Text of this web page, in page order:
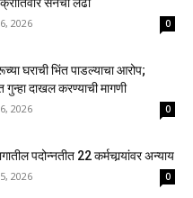
2026 0
घराची भिंत पाडल्याचा आरोप;
गुन्हा दाखल करण्याची मागणी
2026 0
पदोन्नतीत 22 कर्मचार्‍यांवर अन्याय
2026 0